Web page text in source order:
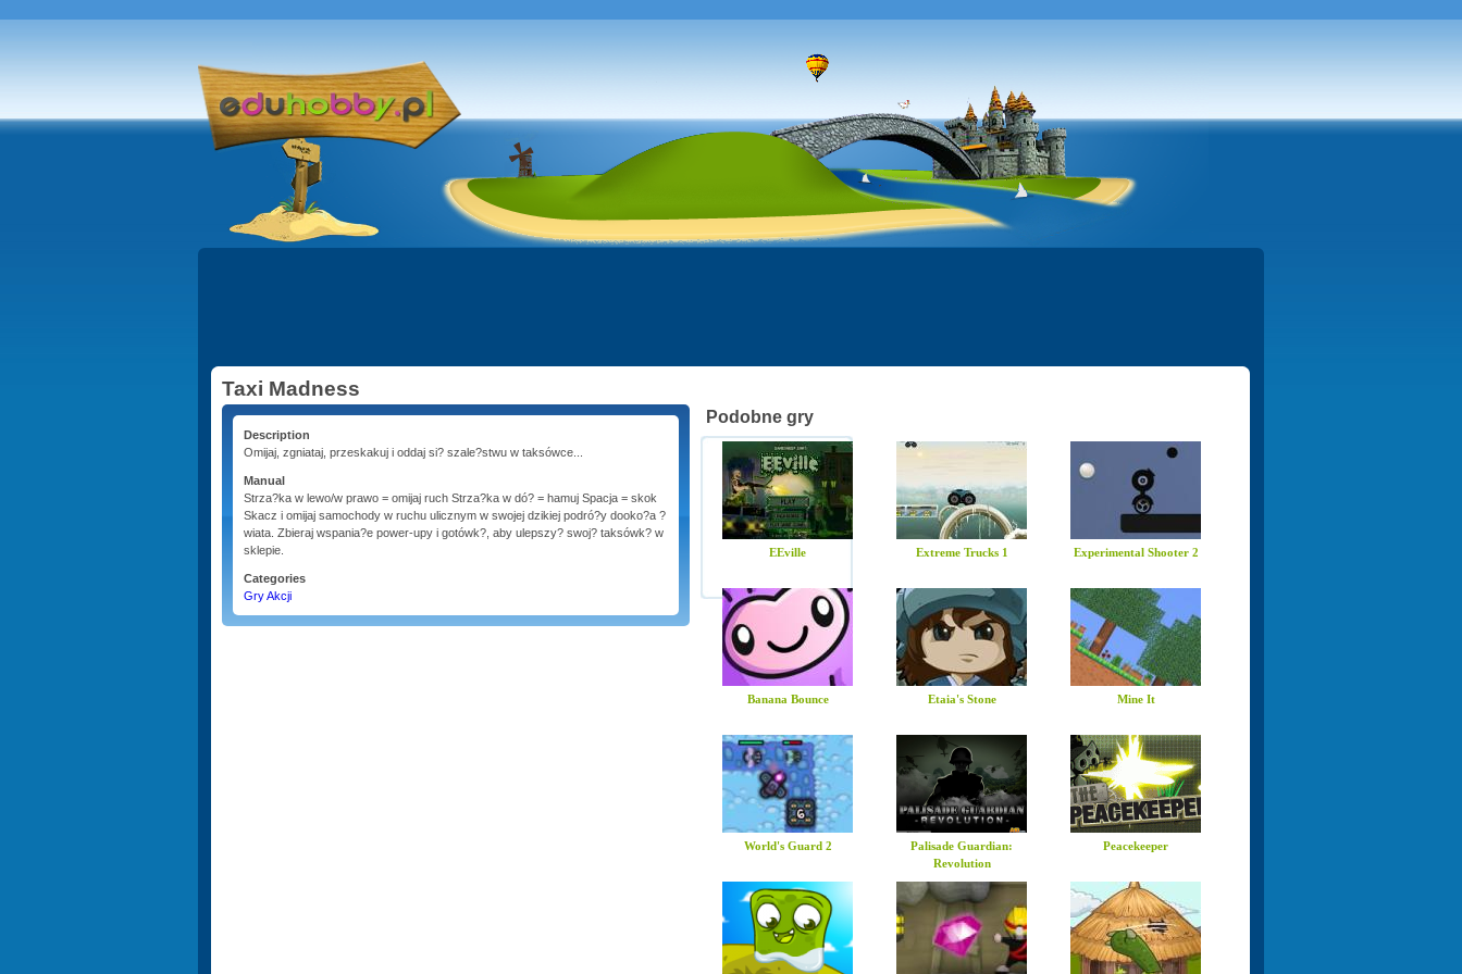
Taxi Madness
Description
Omijaj, zgniataj, przeskakuj i oddaj si? szale?stwu w taksówce...
Manual
Strza?ka w lewo/w prawo = omijaj ruch Strza?ka w dó? = hamuj Spacja = skok
Skacz i omijaj samochody w ruchu ulicznym w swojej dzikiej podró?y dooko?a ?
wiata. Zbieraj wspania?e power-upy i gotówk?, aby ulepszy? swoj? taksówk? w
sklepie.
Categories
Gry Akcji
Podobne gry
EEville Extreme Trucks 1 Experimental Shooter 2
Banana Bounce Etaia's Stone Mine It
World's Guard 2
Palisade Guardian:
Revolution
Peacekeeper